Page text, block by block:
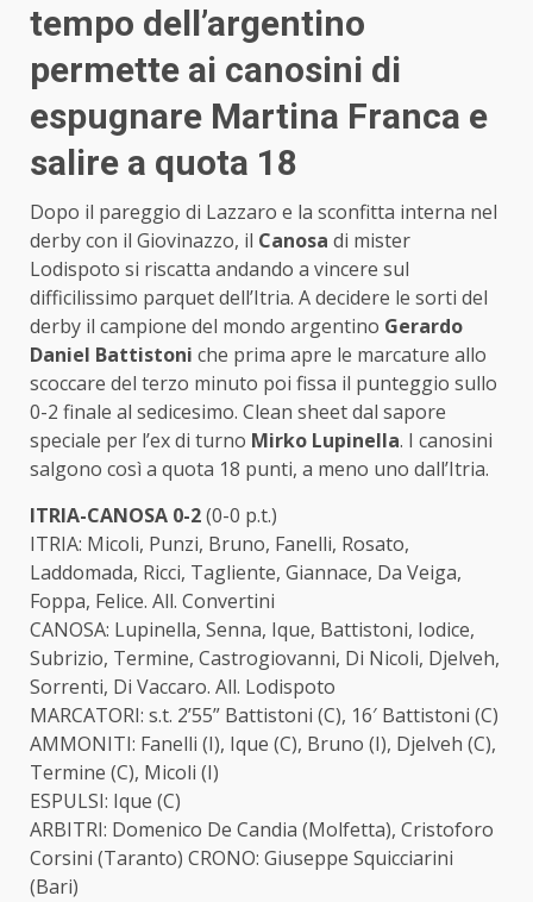
tempo dell’argentino
permette ai canosini di
espugnare Martina Franca e
salire a quota 18
Dopo il pareggio di Lazzaro e la sconfitta interna nel
derby con il Giovinazzo, il Canosa di mister
Lodispoto si riscatta andando a vincere sul
difficilissimo parquet dell’Itria. A decidere le sorti del
derby il campione del mondo argentino Gerardo
Daniel Battistoni che prima apre le marcature allo
scoccare del terzo minuto poi fissa il punteggio sullo
0-2 finale al sedicesimo. Clean sheet dal sapore
speciale per l’ex di turno Mirko Lupinella. I canosini
salgono così a quota 18 punti, a meno uno dall’Itria.
ITRIA-CANOSA 0-2(0-0 p.t.)
ITRIA: Micoli, Punzi, Bruno, Fanelli, Rosato,
Laddomada, Ricci, Tagliente, Giannace, Da Veiga,
Foppa, Felice. All. Convertini
CANOSA: Lupinella, Senna, Ique, Battistoni, Iodice,
Subrizio, Termine, Castrogiovanni, Di Nicoli, Djelveh,
Sorrenti, Di Vaccaro. All. Lodispoto
MARCATORI: s.t. 2’55” Battistoni (C), 16′ Battistoni (C)
AMMONITI: Fanelli (I), Ique (C), Bruno (I), Djelveh (C),
Termine (C), Micoli (I)
ESPULSI: Ique (C)
ARBITRI: Domenico De Candia (Molfetta), Cristoforo
Corsini (Taranto) CRONO: Giuseppe Squicciarini
(Bari)